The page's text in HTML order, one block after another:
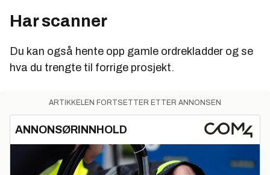
Har scanner
Du kan også hente opp gamle ordrekladder og se
hva du trengte til forrige prosjekt.
ARTIKKELEN FORTSETTER ETTER ANNONSEN
ANNONSØRINNHOLD